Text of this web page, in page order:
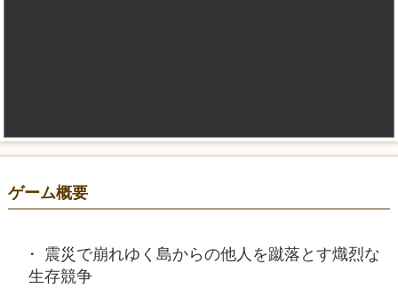
ゲーム概要
震災で崩れゆく島からの他人を蹴落とす熾烈な
生存競争